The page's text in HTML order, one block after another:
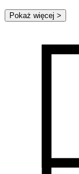
Pokaż więcej >